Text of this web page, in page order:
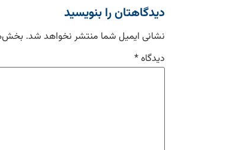
دیدگاهتان را بنویسید
نشانی ایمیل شما منتشر نخواهد شد.
دیدگاه*